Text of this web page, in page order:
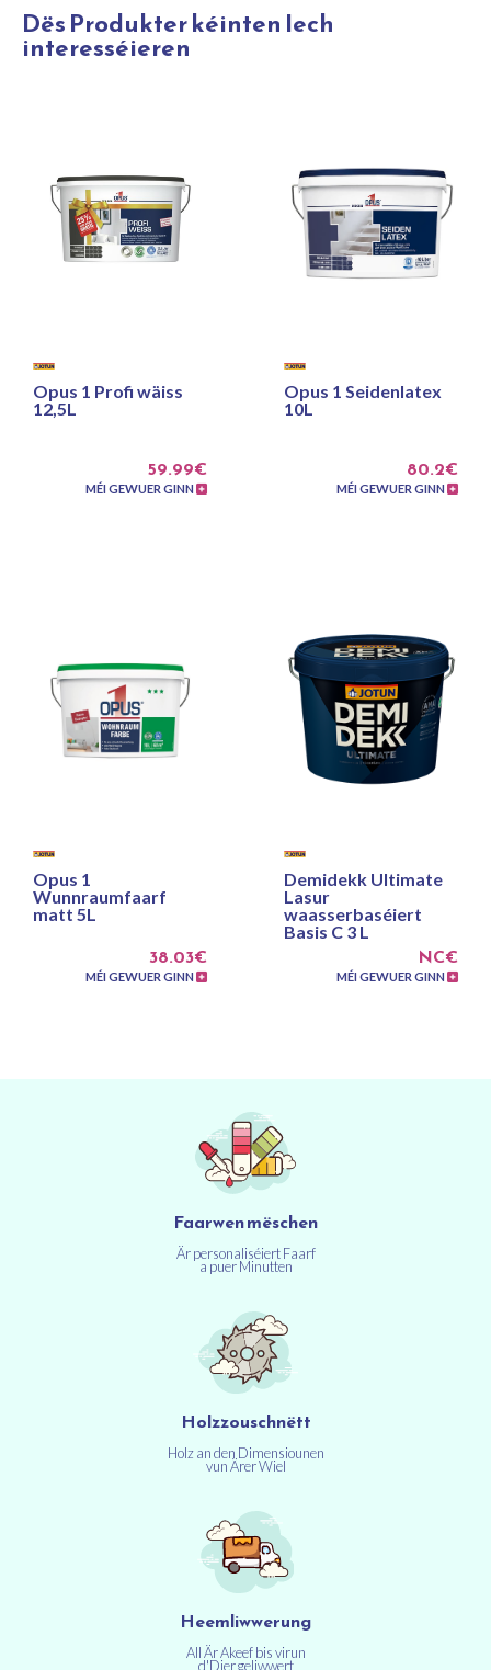
Dës Produkter kéinten Iech
interesséieren
Opus 1 Profi wäiss
12,5L
59.99€
MÉI GEWUER GINN
Opus 1 Seidenlatex
10L
80.2€
MÉI GEWUER GINN
Opus 1
Wunnraumfaarf
matt 5L
38.03€
MÉI GEWUER GINN
Demidekk Ultimate
Lasur
waasserbaséiert
Basis C 3 L
NC€
MÉI GEWUER GINN
Faarwen mëschen
Är personaliséiert Faarf
a puer Minutten
Holzzouschnëtt
Holz an den Dimensiounen
vun Ärer Wiel
Heemliwwerung
All Är Akeef bis virun
d'Dier geliwwert